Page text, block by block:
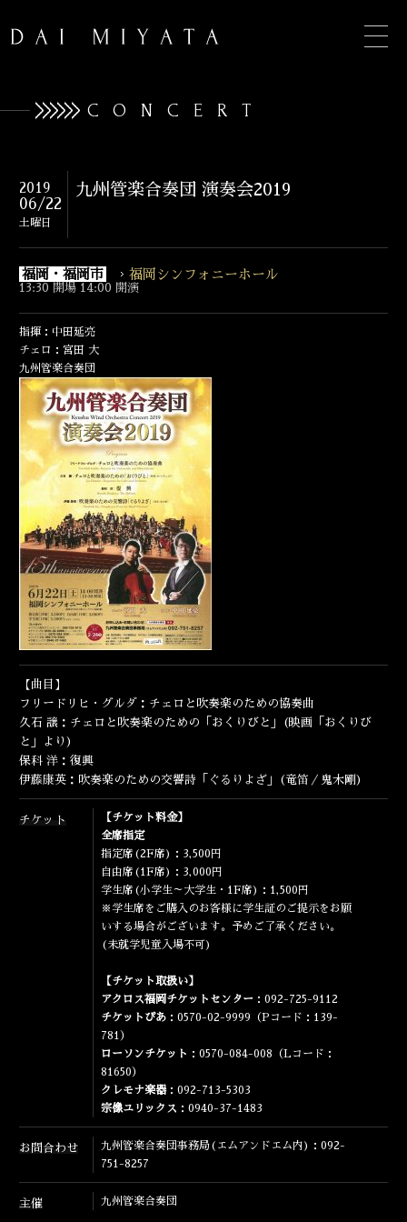
TOP
CONTACT
ENGLISH
CONCERT
2019
06/22
土曜日
九州管楽合奏団 演奏会2019
福岡・福岡市 福岡シンフォニーホール
13:30 開場 14:00 開演
指揮：中田延亮
チェロ：宮田 大
九州管楽合奏団
【曲目】
フリードリヒ・グルダ：チェロと吹奏楽のための協奏曲
久石 譲：チェロと吹奏楽のための「おくりびと」(映画「おくりび
と」より)
保科 洋：復興
伊藤康英：吹奏楽のための交響詩「ぐるりよざ」(竜笛／鬼木剛)
チケット
【チケット料金】
全席指定
指定席(2F席)：3,500円
自由席(1F席)：3,000円
学生席(小学生～大学生・1F席)：1,500円
※学生席をご購入のお客様に学生証のご提示をお願
いする場合がございます。予めご了承ください。
(未就学児童入場不可)
【チケット取扱い】
アクロス福岡チケットセンター ：092-725-9112
チケットぴあ ：0570-02-9999（Pコード：139-
781）
ローソンチケット ：0570-084-008（Lコード：
81650）
クレモナ楽器：092-713-5303
宗像ユリックス ：0940-37-1483
お問合わせ
九州管楽合奏団事務局(エムアンドエム内)：092-
751-8257
主催 九州管楽合奏団